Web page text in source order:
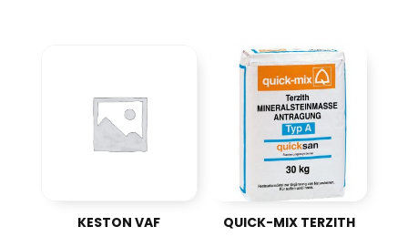
KESTON VAF QUICK-MIX TERZITH